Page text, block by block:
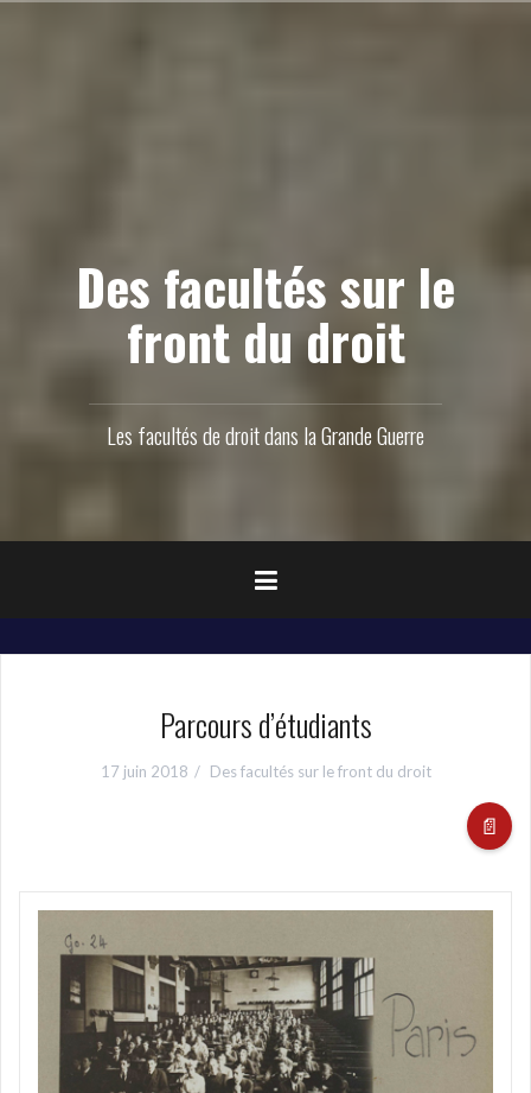
Des facultés sur le
front du droit
Les facultés de droit dans la Grande Guerre
Parcours d’étudiants
17 juin 2018 Des facultés sur le front du droit
📄